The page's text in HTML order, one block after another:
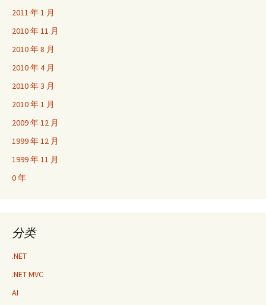
2011 年 1 月
2010 年 11 月
2010 年 8 月
2010 年 4 月
2010 年 3 月
2010 年 1 月
2009 年 12 月
1999 年 12 月
1999 年 11 月
0 年
分类
.NET
.NET MVC
AI